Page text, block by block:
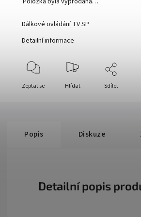
Dálkové ovládání TV SP
Detailní informace
Zeptat se Hlídat Sdílet
Popis Diskuze
Detailní popis